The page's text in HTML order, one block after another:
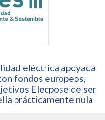
eléctrica apoyada
fondos europeos,
Elecpose de ser
prácticamente nula